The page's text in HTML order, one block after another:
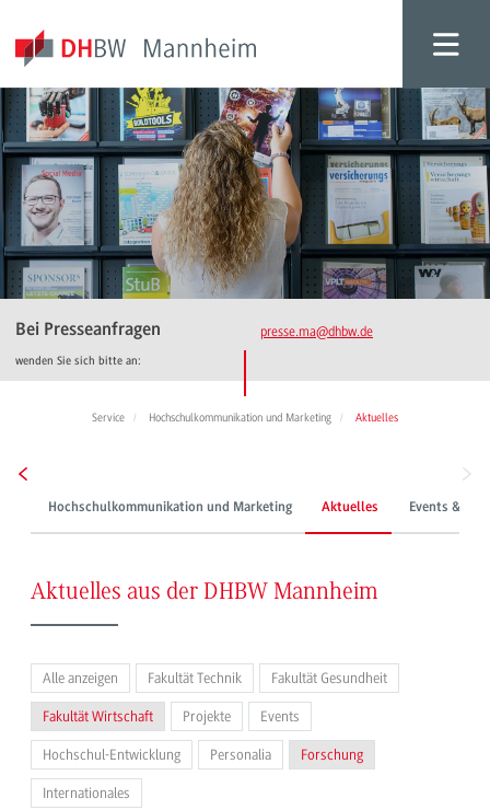
Bei Presseanfragen
wenden Sie sich bitte an:
presse.ma@dhbw.de
Service Hochschulkommunikation und Marketing Aktuelles
Hochschulkommunikation und Marketing Aktuelles Events &
Aktuelles aus der DHBW Mannheim
Alle anzeigen Fakultät Technik Fakultät Gesundheit
Fakultät Wirtschaft Projekte Events
Hochschul-Entwicklung Personalia Forschung
Internationales